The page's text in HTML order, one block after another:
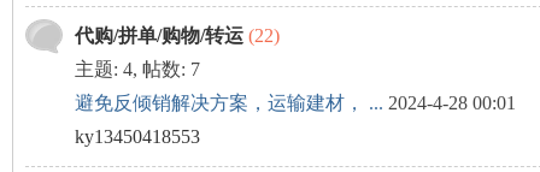
坛
代购/拼单/购物/转运(22)
主题: 4, 帖数: 7
避免反倾销解决方案，运输建材， ... 2024-4-28 00:01
ky13450418553